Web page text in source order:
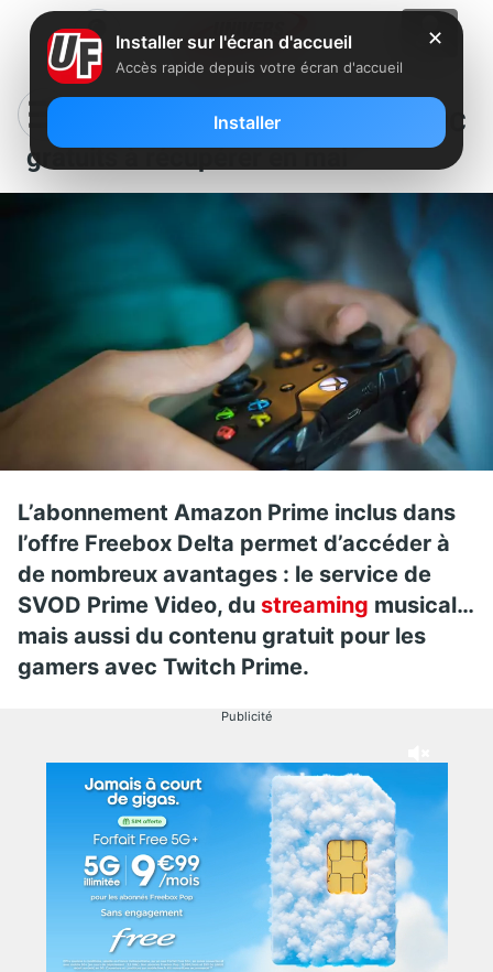
Abonnés Freebox Delta : 8 jeux PC
gratuits à récupérer en mai
L’abonnement Amazon Prime inclus dans
l’offre Freebox Delta permet d’accéder à
de nombreux avantages : le service de
SVOD Prime Video, du streaming musical…
mais aussi du contenu gratuit pour les
gamers avec Twitch Prime.
Publicité
✕
Installer sur l'écran d'accueil
Accès rapide depuis votre écran d'accueil
Installer